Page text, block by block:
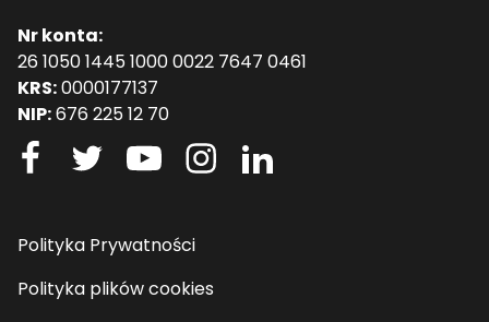
Nr konta:
26 1050 1445 1000 0022 7647 0461
KRS:0000177137
NIP:676 225 12 70
Polityka Prywatności
Polityka plików cookies